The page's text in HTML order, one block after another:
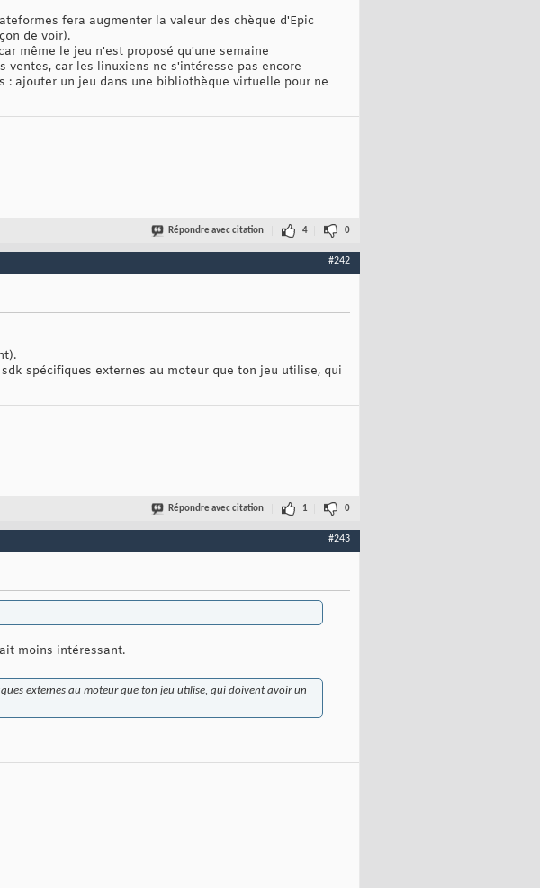
fera augmenter la valeur des chèque d'Epic
de voir).
même le jeu n'est proposé qu'une semaine
car les linuxiens ne s'intéresse pas encore
ajouter un jeu dans une bibliothèque virtuelle pour ne
Répondre avec citation 4 0
#242
spécifiques externes au moteur que ton jeu utilise, qui
Répondre avec citation 1 0
#243
moins intéressant.
externes au moteur que ton jeu utilise, qui doivent avoir un